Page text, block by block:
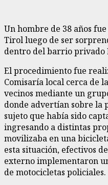
Un hombre de 38 años
Tirol luego de ser
dentro del barrio privado
El procedimiento fue
Comisaría local cerca de
vecinos mediante un
donde advertían sobre la
sujeto que había sido
ingresando a distintas
movilizaba en una
esta situación, efectivos
externo implementaron
de motocicletas policiales.